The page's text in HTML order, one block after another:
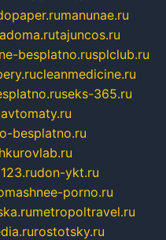
manunae.ru
tajuncos.ru
besplatno.rusplclub.ru
cleanmedicine.ru
seks-365.ru
besplatno.ru
don-ykt.ru
porno.ru
metropoltravel.ru
rostotsky.ru